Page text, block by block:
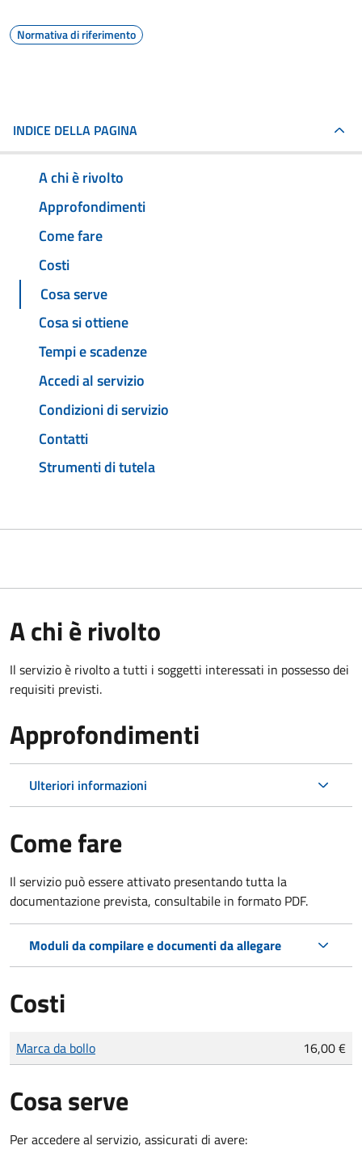
Normativa di riferimento
INDICE DELLA PAGINA
A chi è rivolto
Approfondimenti
Come fare
Costi
Cosa serve
Cosa si ottiene
Tempi e scadenze
Accedi al servizio
Condizioni di servizio
Contatti
Strumenti di tutela
A chi è rivolto
Il servizio è rivolto a tutti i soggetti interessati in possesso dei
requisiti previsti.
Approfondimenti
Ulteriori informazioni
Come fare
Il servizio può essere attivato presentando tutta la
documentazione prevista, consultabile in formato PDF.
Moduli da compilare e documenti da allegare
Costi
Tipo di pagamento
Importo
Marca da bollo 16,00 €
Cosa serve
Per accedere al servizio, assicurati di avere: